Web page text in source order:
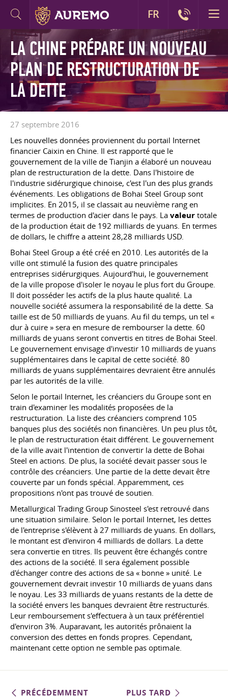
LA CHINE PRÉPARE UN NOUVEAU
PLAN DE RESTRUCTURATION DE
LA DETTE
27 septembre 2016
Les nouvelles données proviennent du portail Internet
financier Caixin en Chine. Il est rapporté que le
gouvernement de la ville de Tianjin a élaboré un nouveau
plan de restructuration de la dette. Dans l'histoire de
l'industrie sidérurgique chinoise, c'est l'un des plus grands
événements. Les obligations de Bohai Steel Group sont
implicites. En 2015, il se classait au neuvième rang en
termes de production d'acier dans le pays. La valeur totale
de la production était de 192 milliards de yuans. En termes
de dollars, le chiffre a atteint 28,28 milliards USD.
Bohai Steel Group a été créé en 2010. Les autorités de la
ville ont stimulé la fusion des quatre principales
entreprises sidérurgiques. Aujourd'hui, le gouvernement
de la ville propose d'isoler le noyau le plus fort du Groupe.
Il doit posséder les actifs de la plus haute qualité. La
nouvelle société assumera la responsabilité de la dette. Sa
taille est de 50 milliards de yuans. Au fil du temps, un tel «
dur à cuire » sera en mesure de rembourser la dette. 60
milliards de yuans seront convertis en titres de Bohai Steel.
Le gouvernement envisage d'investir 10 milliards de yuans
supplémentaires dans le capital de cette société. 80
milliards de yuans supplémentaires devraient être annulés
par les autorités de la ville.
Selon le portail Internet, les créanciers du Groupe sont en
train d'examiner les modalités proposées de la
restructuration. La liste des créanciers comprend 105
banques plus des sociétés non financières. Un peu plus tôt,
le plan de restructuration était différent. Le gouvernement
de la ville avait l'intention de convertir la dette de Bohai
Steel en actions. De plus, la société devait passer sous le
contrôle des créanciers. Une partie de la dette devait être
couverte par un fonds spécial. Apparemment, ces
propositions n'ont pas trouvé de soutien.
Metallurgical Trading Group Sinosteel s'est retrouvé dans
une situation similaire. Selon le portail Internet, les dettes
de l'entreprise s'élèvent à 27 milliards de yuans. En dollars,
le montant est d'environ 4 milliards de dollars. La dette
sera convertie en titres. Ils peuvent être échangés contre
des actions de la société. Il sera également possible
d'échanger contre des actions de sa « bonne » unité. Le
gouvernement devrait investir 10 milliards de yuans dans
le noyau. Les 33 milliards de yuans restants de la dette de
la société envers les banques devraient être restructurés.
Leur remboursement s'effectuera à un taux préférentiel
d'environ 3%. Auparavant, les autorités prônaient la
conversion des dettes en fonds propres. Cependant,
maintenant cette option ne semble pas optimale.
PRÉCÉDEMMENT PLUS TARD
FR